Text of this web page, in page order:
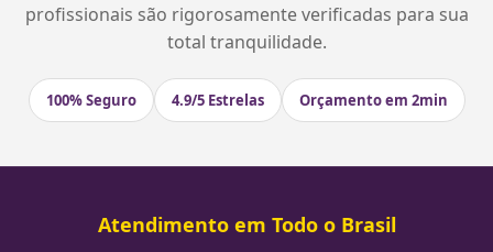
profissionais são rigorosamente verificadas para sua
total tranquilidade.
100% Seguro 4.9/5 Estrelas Orçamento em 2min
Atendimento em Todo o Brasil